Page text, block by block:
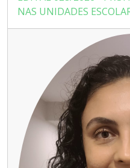
NAS UNIDADES